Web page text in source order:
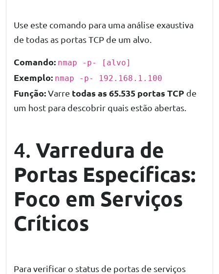
Use este comando para uma análise exaustiva
de todas as portas TCP de um alvo.
Comando: nmap -p- [alvo]
Exemplo: nmap -p- 192.168.1.100
Função:Varre todas as 65.535 portas TCP de
um host para descobrir quais estão abertas.
4. Varredura de
Portas Específicas:
Foco em Serviços
Críticos
Para verificar o status de portas de serviços